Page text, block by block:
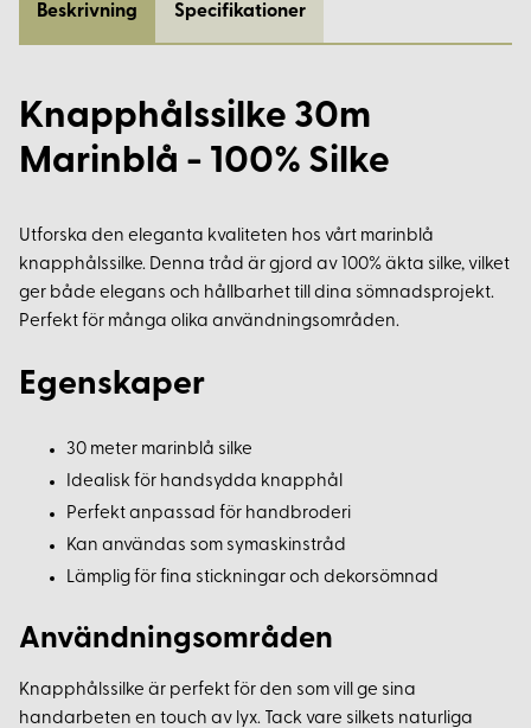
Beskrivning Specifikationer
Knapphålssilke 30m
Marinblå - 100% Silke
Utforska den eleganta kvaliteten hos vårt marinblå
knapphålssilke. Denna tråd är gjord av 100% äkta silke, vilket
ger både elegans och hållbarhet till dina sömnadsprojekt.
Perfekt för många olika användningsområden.
Egenskaper
30 meter marinblå silke
Idealisk för handsydda knapphål
Perfekt anpassad för handbroderi
Kan användas som symaskinstråd
Lämplig för fina stickningar och dekorsömnad
Användningsområden
Knapphålssilke är perfekt för den som vill ge sina
handarbeten en touch av lyx. Tack vare silkets naturliga